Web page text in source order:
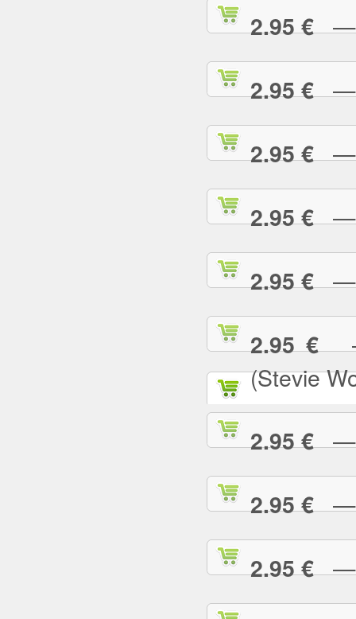
2.95 €—
2.95 €—
2.95 €—
2.95 €—
2.95 €—
2.95 €—
(Stevie
2.95 €—
2.95 €—
2.95 €—